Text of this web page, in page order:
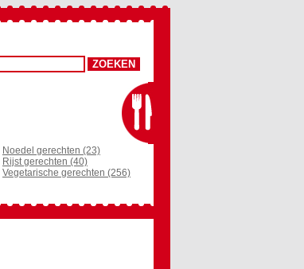
Noedel gerechten (23)
Rijst gerechten (40)
Vegetarische gerechten (256)